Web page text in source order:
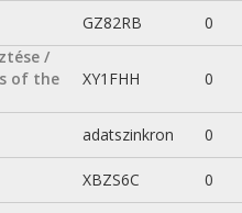
GZ82RB 0
/
of the
XY1FHH 0
adatszinkron 0
XBZS6C 0